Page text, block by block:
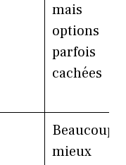
mais
options
parfois
cachées
Beaucoup
mieux